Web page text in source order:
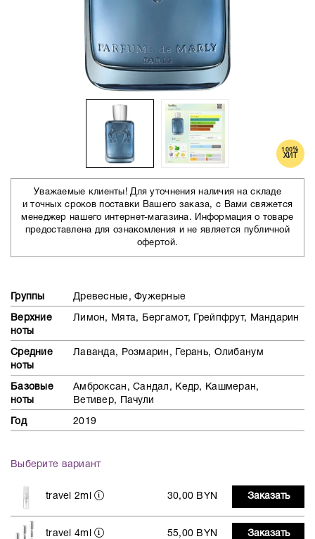
100%
ХИТ
Уважаемые клиенты! Для уточнения наличия на складе
и точных сроков поставки Вашего заказа, с Вами свяжется
менеджер нашего интернет-магазина. Информация о товаре
предоставлена для ознакомления и не является публичной
офертой.
Группы Древесные, Фужерные
Верхние
ноты
Лимон, Мята, Бергамот, Грейпфрут, Мандарин
Средние
ноты
Лаванда, Розмарин, Герань, Олибанум
Базовые
ноты
Амброксан, Сандал, Кедр, Кашмеран,
Ветивер, Пачули
Год 2019
Выберите вариант
travel 2ml 30,00 BYN Заказать
travel 4ml 55,00 BYN Заказать